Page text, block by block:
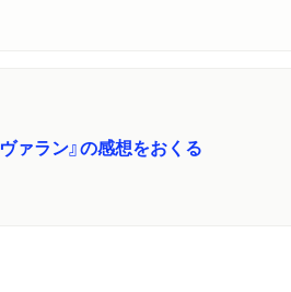
ァラン』の感想をおくる